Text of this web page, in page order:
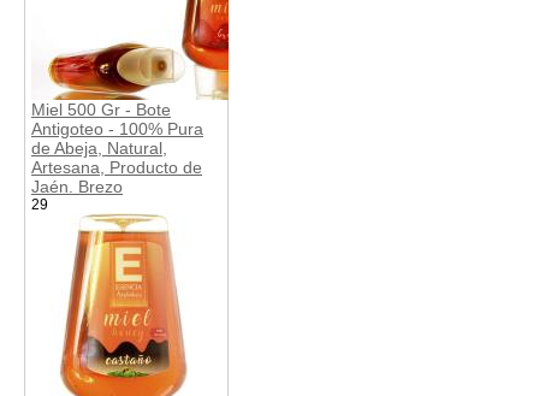
Miel 500 Gr - Bote
Antigoteo - 100% Pura
de Abeja, Natural,
Artesana, Producto de
Jaén. Brezo
29